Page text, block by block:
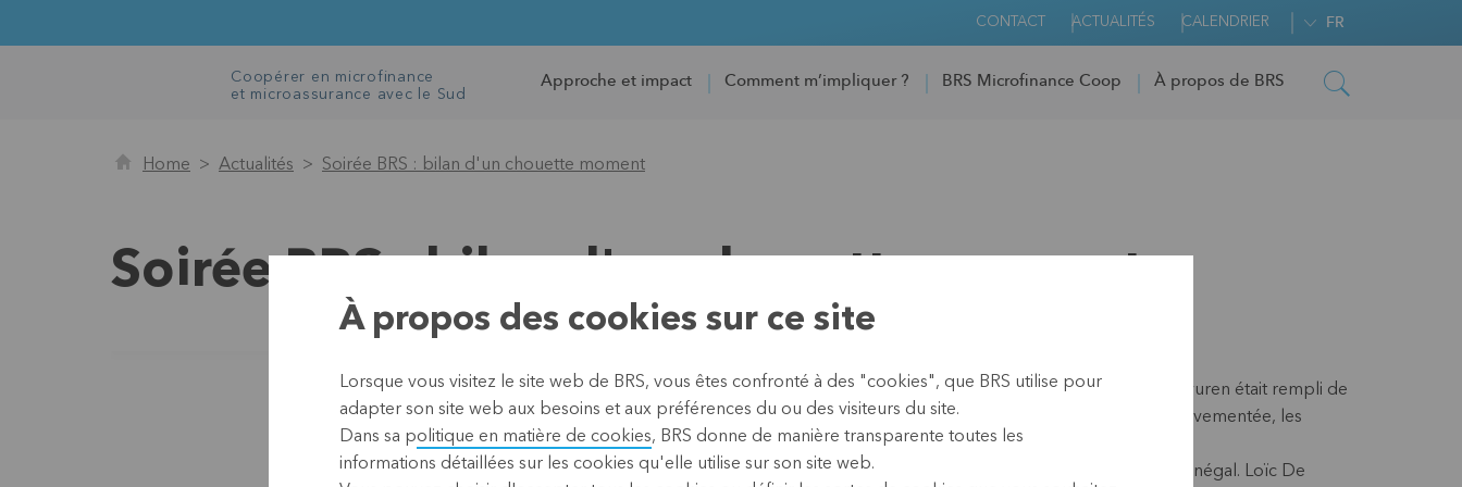
CONTACT ACTUALITÉS CALENDRIER FR
Coopérer en microfinance
et microassurance avec le Sud
Approche et impact Comment m’impliquer ? BRS Microfinance Coop À propos de BRS
Home Actualités Soirée BRS : bilan d'un chouette moment
Soirée BRS : bilan d'un chouette moment
Le 8 mai, l'auditorium de l'AfricaMuseum rénové de Tervuren était rempli de
fans enthousiastes de BRS. Au cours de cette soirée mouvementée, les
participants ont reçu
des informations sur l'importance de l'agrofinance au Sénégal. Loïc De
À propos des cookies sur ce site
Lorsque vous visitez le site web de BRS, vous êtes confronté à des "cookies", que BRS utilise pour
adapter son site web aux besoins et aux préférences du ou des visiteurs du site.
Dans sa politique en matière de cookies, BRS donne de manière transparente toutes les
informations détaillées sur les cookies qu'elle utilise sur son site web.